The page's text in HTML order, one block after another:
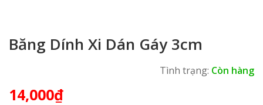
Băng Dính Xi Dán Gáy 3cm
Tình trạng: Còn hàng
14,000₫